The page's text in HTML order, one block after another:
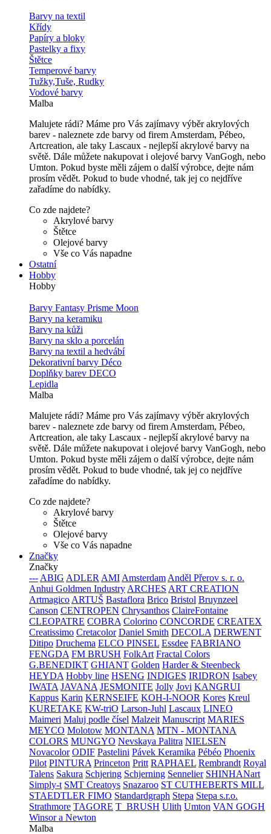
Barvy na textil
Křídy
Papíry a bloky
Pastelky a fixy
Štětce
Temperové barvy
Tužky,Tuše, Rudky
Vodové barvy
Malba
Malujete rádi? Máme pro Vás zajímavy výběr akrylových
barev - naleznete zde barvy od firem Amsterdam, Pébeo,
Artcreation, ale taky Lascaux - nejlepší akrylové barvy na
světě. Dále můžete nakupovat i olejové barvy VanGogh, nebo
Umton. Pokud byste měli zájem o další výrobce, dejte nám
prosím vědět. Pokud to bude vhodné, tak jej co nejdříve
zařadíme do nabídky.
Co zde najdete?
Akrylové barvy
Štětce
Olejové barvy
Vše co Vás napadne
Ostatní
Hobby
Hobby
Barvy Fantasy Prisme Moon
Barvy na keramiku
Barvy na kůži
Barvy na sklo a porcelán
Barvy na textil a hedvábí
Dekorativní barvy Déco
Doplňky barev DECO
Lepidla
Malba
Malujete rádi? Máme pro Vás zajímavy výběr akrylových
barev - naleznete zde barvy od firem Amsterdam, Pébeo,
Artcreation, ale taky Lascaux - nejlepší akrylové barvy na
světě. Dále můžete nakupovat i olejové barvy VanGogh, nebo
Umton. Pokud byste měli zájem o další výrobce, dejte nám
prosím vědět. Pokud to bude vhodné, tak jej co nejdříve
zařadíme do nabídky.
Co zde najdete?
Akrylové barvy
Štětce
Olejové barvy
Vše co Vás napadne
Značky
Značky
--- ABIG ADLER AMI Amsterdam Anděl Přerov s. r. o.
Anhui Goldmen Industry ARCHES ART CREATION
Artmagico ARTUŠ Bastaflora Brico Bristol Bruynzeel
Canson CENTROPEN Chrysanthos ClaireFontaine
CLEOPATRE COBRA Colorino CONCORDE CREATEX
Creatissimo Cretacolor Daniel Smith DECOLA DERWENT
Ditipo Druchema ELCO PINSEL Essdee FABRIANO
FENGDA FM BRUSH FolkArt Fractal Colors
G.BENEDIKT GHIANT Golden Harder & Steenbeck
HEYDA Hobby line HSENG INDIGES IRIDRON Isabey
IWATA JAVANA JESMONITE Jolly Jovi KANGRUI
Kappus Karin KERNSEIFE KOH-I-NOOR Kores Kreul
KURETAKE KW-triO Larson-Juhl Lascaux LINEO
Maimeri Maluj podle čísel Malzeit Manuscript MARIES
MEYCO Molotow MONTANA MTN - MONTANA
COLORS MUNGYO Nevskaya Palitra NIELSEN
Novacolor ODIF Pastelini Pávek Keramika Pébéo Phoenix
Pilot PINTURA Princeton Pritt RAPHAEL Rembrandt Royal
Talens Sakura Schjering Schjerning Sennelier SHINHANart
Simply-t SMT Creatoys Snazaroo ST CUTHEBERTS MILL
STAEDTLER FIMO Standardgraph Stepa Stepa s.r.o.
Strathmore TAGORE T_BRUSH Ulith Umton VAN GOGH
Winsor a Newton
Malba